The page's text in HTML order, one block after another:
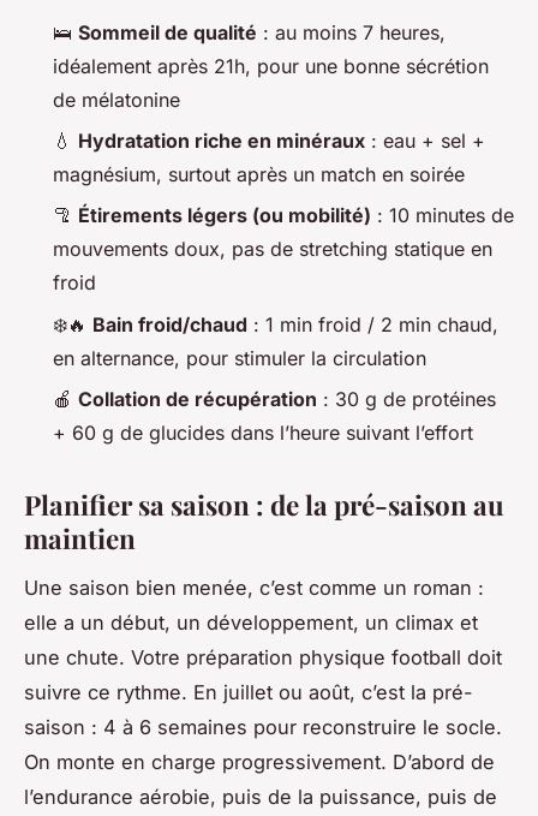
🛌 Sommeil de qualité : au moins 7 heures,
idéalement après 21h, pour une bonne sécrétion
de mélatonine
💧 Hydratation riche en minéraux : eau + sel +
magnésium, surtout après un match en soirée
🦿 Étirements légers (ou mobilité) : 10 minutes de
mouvements doux, pas de stretching statique en
froid
❄️🔥 Bain froid/chaud : 1 min froid / 2 min chaud,
en alternance, pour stimuler la circulation
🍎 Collation de récupération : 30 g de protéines
+ 60 g de glucides dans l’heure suivant l’effort
Planifier sa saison : de la pré-saison au
maintien
Une saison bien menée, c’est comme un roman :
elle a un début, un développement, un climax et
une chute. Votre préparation physique football doit
suivre ce rythme. En juillet ou août, c’est la pré-
saison : 4 à 6 semaines pour reconstruire le socle.
On monte en charge progressivement. D’abord de
l’endurance aérobie, puis de la puissance, puis de